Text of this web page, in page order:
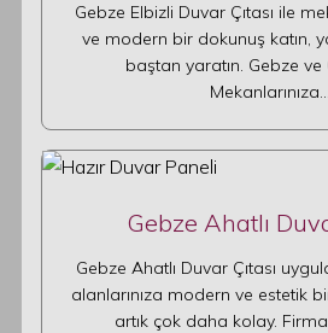
Gebze Elbizli Duvar Çıtası ile
ve modern bir dokunuş katın,
baştan yaratın. Gebze ve
Mekanlarınıza…
Gebze Ahatlı
Gebze Ahatlı Duvar Çıtası
alanlarınıza modern ve estetik
artık çok daha kolay.